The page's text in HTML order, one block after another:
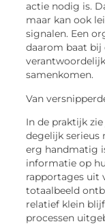
actie nodig is.
maar kan ook
signalen. Een
daarom baat bij
samenkomen.
Van
In de praktijk
degelijk serieus
erg handmatig
informatie op
rapportages uit
totaalbeeld
relatief klein
processen